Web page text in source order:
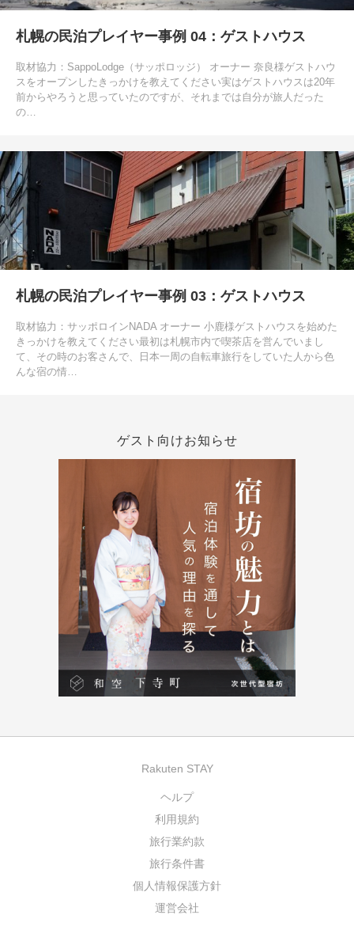
札幌の民泊プレイヤー事例 04：ゲストハウス
取材協力：SappoLodge（サッポロッジ） オーナー 奈良様ゲストハウ
スをオープンしたきっかけを教えてください実はゲストハウスは20年
前からやろうと思っていたのですが、それまでは自分が旅人だった
の…
札幌の民泊プレイヤー事例 03：ゲストハウス
取材協力：サッポロインNADA オーナー 小鹿様ゲストハウスを始めた
きっかけを教えてください最初は札幌市内で喫茶店を営んでいまし
て、その時のお客さんで、日本一周の自転車旅行をしていた人から色
んな宿の情…
ゲスト向けお知らせ
Rakuten STAY
ヘルプ
利用規約
旅行業約款
旅行条件書
個人情報保護方針
運営会社